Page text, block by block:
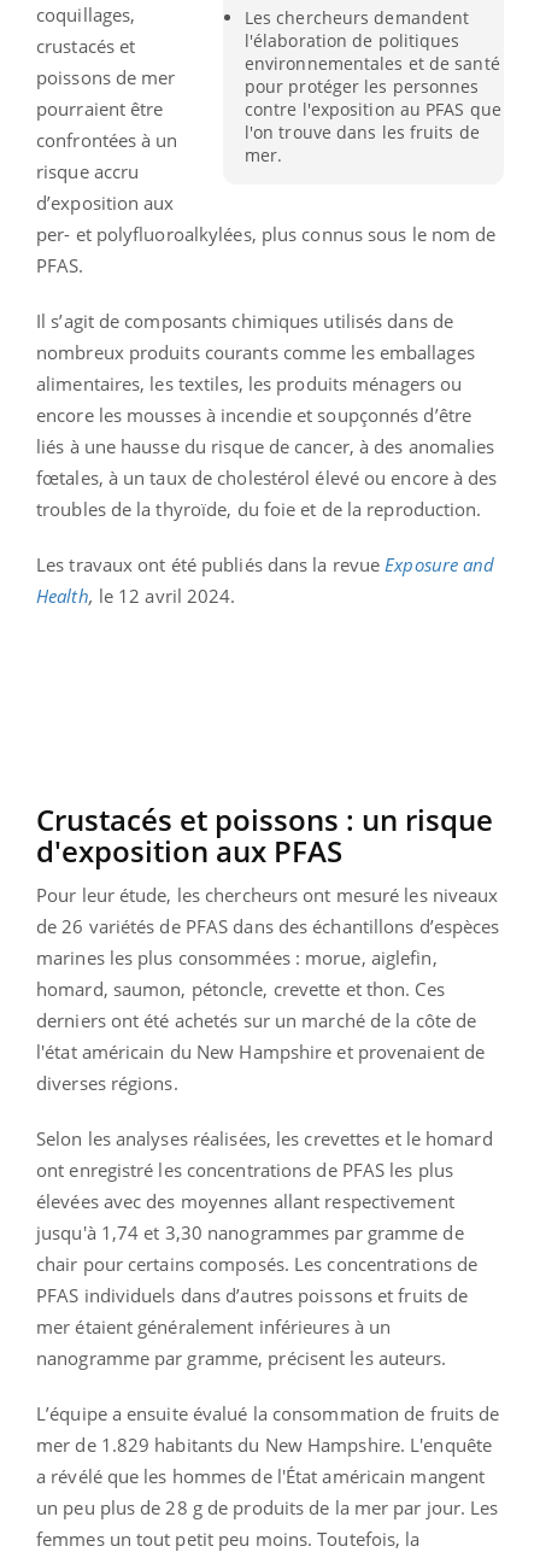
Les chercheurs demandent
l'élaboration de politiques
environnementales et de santé
pour protéger les personnes
contre l'exposition au PFAS que
l'on trouve dans les fruits de
mer.
coquillages,
crustacés et
poissons de mer
pourraient être
confrontées à un
risque accru
d’exposition aux
per- et polyfluoroalkylées, plus connus sous le nom de
PFAS.
Il s’agit de composants chimiques utilisés dans de
nombreux produits courants comme les emballages
alimentaires, les textiles, les produits ménagers ou
encore les mousses à incendie et soupçonnés d’être
liés à une hausse du risque de cancer, à des anomalies
fœtales, à un taux de cholestérol élevé ou encore à des
troubles de la thyroïde, du foie et de la reproduction.
Les travaux ont été publiés dans la revue Exposure and
Health, le 12 avril 2024.
Crustacés et poissons : un risque
d'exposition aux PFAS
Pour leur étude, les chercheurs ont mesuré les niveaux
de 26 variétés de PFAS dans des échantillons d’espèces
marines les plus consommées : morue, aiglefin,
homard, saumon, pétoncle, crevette et thon. Ces
derniers ont été achetés sur un marché de la côte de
l'état américain du New Hampshire et provenaient de
diverses régions.
Selon les analyses réalisées, les crevettes et le homard
ont enregistré les concentrations de PFAS les plus
élevées avec des moyennes allant respectivement
jusqu'à 1,74 et 3,30 nanogrammes par gramme de
chair pour certains composés. Les concentrations de
PFAS individuels dans d’autres poissons et fruits de
mer étaient généralement inférieures à un
nanogramme par gramme, précisent les auteurs.
L’équipe a ensuite évalué la consommation de fruits de
mer de 1.829 habitants du New Hampshire. L'enquête
a révélé que les hommes de l'État américain mangent
un peu plus de 28 g de produits de la mer par jour. Les
femmes un tout petit peu moins. Toutefois, la